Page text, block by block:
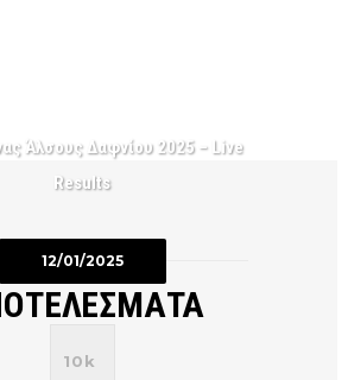
Άλσους Δαφνίου 2025 – Live
Results
12/01/2025
10k